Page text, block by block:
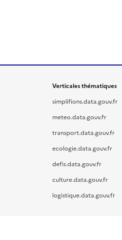
Verticales thématiques
simplifions.data.gouv.fr
meteo.data.gouv.fr
transport.data.gouv.fr
ecologie.data.gouv.fr
defis.data.gouv.fr
culture.data.gouv.fr
logistique.data.gouv.fr